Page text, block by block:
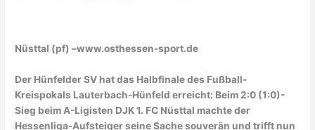
Nüsttal (pf) –www.osthessen-sport.de
Der Hünfelder SV hat das Halbfinale des Fußball-
Kreispokals Lauterbach-Hünfeld erreicht: Beim 2:0 (1:0)-
Sieg beim A-Ligisten DJK 1. FC Nüsttal machte der
Hessenliga-Aufsteiger seine Sache souverän und trifft nun